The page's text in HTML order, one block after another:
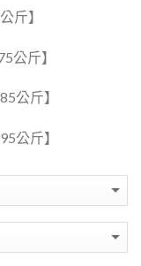
斤】
公斤】
公斤】
公斤】